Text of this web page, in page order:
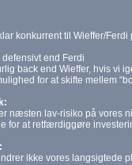
konkurrent til Wieffer/Ferdi
defensivt end Ferdi
back end Wieffer, hvis vi
for at skifte mellem
næsten lav-risiko på vores
for at retfærdiggøre
ikke vores langsigtede